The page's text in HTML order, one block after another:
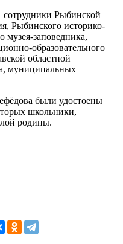
Рыбинской
Рыбинского историко-
музея-заповедника,
образовательного
областной
муниципальных
были удостоены
школьники,
родины.